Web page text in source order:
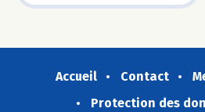
Accueil Contact
Protection des